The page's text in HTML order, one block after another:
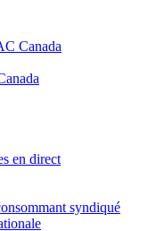
Canada
en direct
syndiqué